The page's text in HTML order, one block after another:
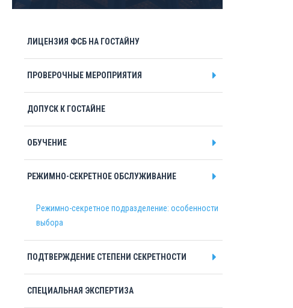
ЛИЦЕНЗИЯ ФСБ НА ГОСТАЙНУ
ПРОВЕРОЧНЫЕ МЕРОПРИЯТИЯ
ДОПУСК К ГОСТАЙНЕ
ОБУЧЕНИЕ
РЕЖИМНО-СЕКРЕТНОЕ ОБСЛУЖИВАНИЕ
Режимно-секретное подразделение: особенности
выбора
ПОДТВЕРЖДЕНИЕ СТЕПЕНИ СЕКРЕТНОСТИ
СПЕЦИАЛЬНАЯ ЭКСПЕРТИЗА